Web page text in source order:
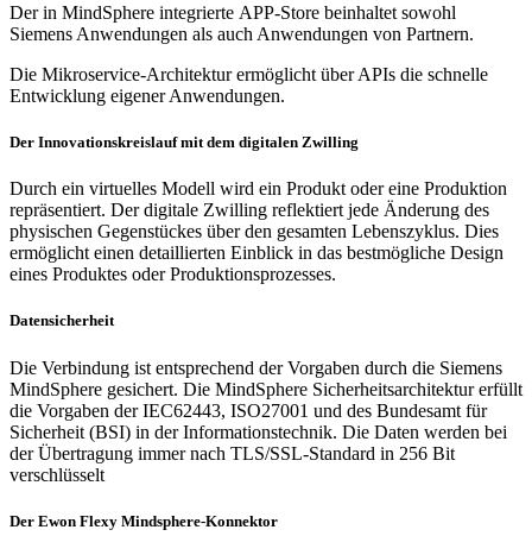
Der in MindSphere integrierte APP-Store beinhaltet sowohl
Siemens Anwendungen als auch Anwendungen von Partnern.
Die Mikroservice-Architektur ermöglicht über APIs die schnelle
Entwicklung eigener Anwendungen.
Der Innovationskreislauf mit dem digitalen Zwilling
Durch ein virtuelles Modell wird ein Produkt oder eine Produktion
repräsentiert. Der digitale Zwilling reflektiert jede Änderung des
physischen Gegenstückes über den gesamten Lebenszyklus. Dies
ermöglicht einen detaillierten Einblick in das bestmögliche Design
eines Produktes oder Produktionsprozesses.
Datensicherheit
Die Verbindung ist entsprechend der Vorgaben durch die Siemens
MindSphere gesichert. Die MindSphere Sicherheitsarchitektur erfüllt
die Vorgaben der IEC62443, ISO27001 und des Bundesamt für
Sicherheit (BSI) in der Informationstechnik. Die Daten werden bei
der Übertragung immer nach TLS/SSL-Standard in 256 Bit
verschlüsselt
Der Ewon Flexy Mindsphere-Konnektor